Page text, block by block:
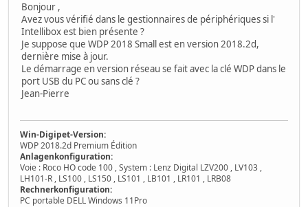
Bonjour ,
Avez vous vérifié dans le gestionnaires de périphériques si l'
Intellibox est bien présente ?
Je suppose que WDP 2018 Small est en version 2018.2d,
dernière mise à jour.
Le démarrage en version réseau se fait avec la clé WDP dans le
port USB du PC ou sans clé ?
Jean-Pierre
Win-Digipet-Version:
WDP 2018.2d Premium Édition
Anlagenkonfiguration:
Voie : Roco HO code 100 , System : Lenz Digital LZV200 , LV103 ,
LH101-R , LS100 , LS150 , LS101 , LB101 , LR101 , LRB08
Rechnerkonfiguration:
PC portable DELL Windows 11Pro